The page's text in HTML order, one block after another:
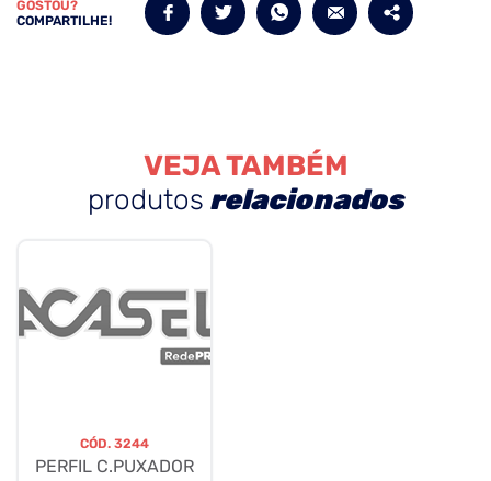
GOSTOU?
COMPARTILHE!
VEJA TAMBÉM
produtos relacionados
CÓD. 3244
PERFIL C.PUXADOR